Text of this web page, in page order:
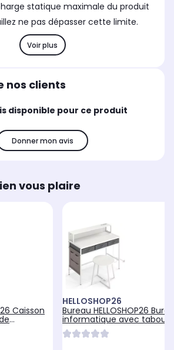
statique maximale du produit
ne pas dépasser cette limite.
Voir plus
nos clients
disponible pour ce produit
Donner mon avis
vous plaire
Caisson
HELLOSHOP26
Bureau HELLOSHOP26
informatique avec
x